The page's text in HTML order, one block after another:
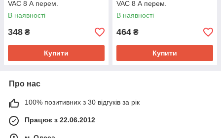
VAC 8 А перем.
В наявності
348 ₴
Купити
VAC 8 А перем.
В наявності
464 ₴
Купити
Про нас
100% позитивних з 30 відгуків за рік
Працює з 22.06.2012